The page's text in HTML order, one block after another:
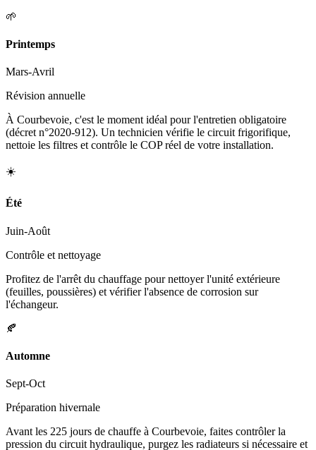
🌱
Printemps
Mars-Avril
Révision annuelle
À Courbevoie, c'est le moment idéal pour l'entretien obligatoire
(décret n°2020-912). Un technicien vérifie le circuit frigorifique,
nettoie les filtres et contrôle le COP réel de votre installation.
☀️
Été
Juin-Août
Contrôle et nettoyage
Profitez de l'arrêt du chauffage pour nettoyer l'unité extérieure
(feuilles, poussières) et vérifier l'absence de corrosion sur
l'échangeur.
🍂
Automne
Sept-Oct
Préparation hivernale
Avant les 225 jours de chauffe à Courbevoie, faites contrôler la
pression du circuit hydraulique, purgez les radiateurs si nécessaire et